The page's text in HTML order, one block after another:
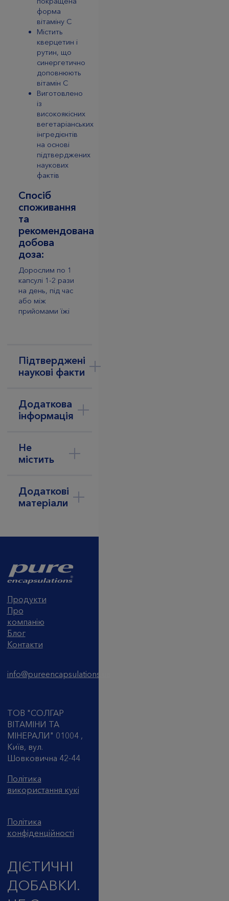
форма
вітаміну C
Містить
кверцетин і
рутин, що
синергетично
доповнюють
вітамін С
Виготовлено
із
високоякісних
вегетаріанських
інгредієнтів
на основі
підтверджених
наукових
фактів
Спосіб
споживання
та
рекомендована
добова
доза:
Дорослим по 1
капсулі 1-2 рази
на день, під час
або між
прийомами їжі
Підтверджені
наукові факти
Додаткова
інформація
Не
містить
Додаткові
матеріали
Продукти
Про
компанію
Блог
Контакти
info@pureencapsulations.ua
ТОВ "СОЛГАР
ВІТАМІНИ ТА
МІНЕРАЛИ" 01004 ,
Київ, вул.
Шовковична 42-44
Політика
використання кукі
Політика
конфіденційності
ДІЄТИЧНІ
ДОБАВКИ.